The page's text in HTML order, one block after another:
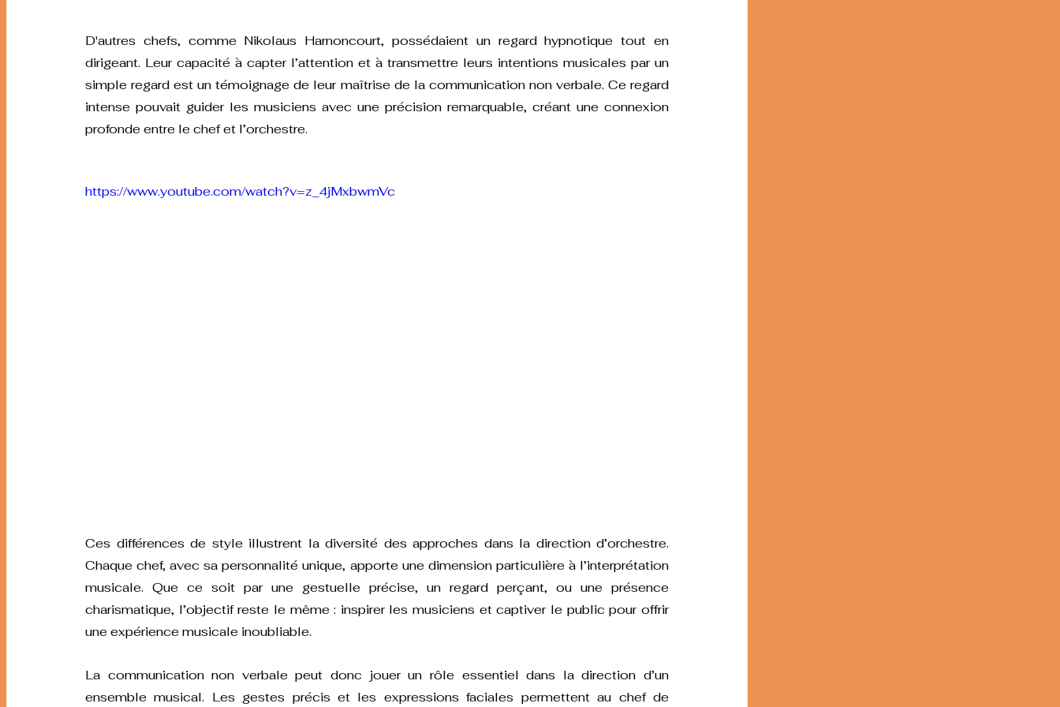
D'autres chefs, comme Nikolaus Harnoncourt, possédaient un regard hypnotique tout en
dirigeant. Leur capacité à capter l’attention et à transmettre leurs intentions musicales par un
simple regard est un témoignage de leur maîtrise de la communication non verbale. Ce regard
intense pouvait guider les musiciens avec une précision remarquable, créant une connexion
profonde entre le chef et l’orchestre.
https://www.youtube.com/watch?v=z_4jMxbwmVc
Ces différences de style illustrent la diversité des approches dans la direction d’orchestre.
Chaque chef, avec sa personnalité unique, apporte une dimension particulière à l’interprétation
musicale. Que ce soit par une gestuelle précise, un regard perçant, ou une présence
charismatique, l’objectif reste le même : inspirer les musiciens et captiver le public pour offrir
une expérience musicale inoubliable.
La communication non verbale peut donc jouer un rôle essentiel dans la direction d’un
ensemble musical. Les gestes précis et les expressions faciales permettent au chef de